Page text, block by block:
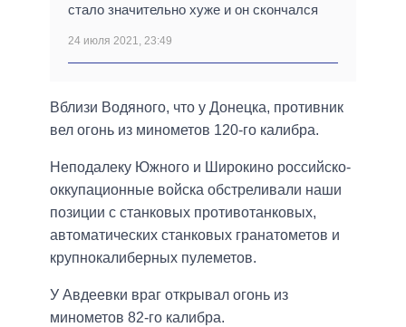
стало значительно хуже и он скончался
24 июля 2021, 23:49
Вблизи Водяного, что у Донецка, противник
вел огонь из минометов 120-го калибра.
Неподалеку Южного и Широкино российско-
оккупационные войска обстреливали наши
позиции с станковых противотанковых,
автоматических станковых гранатометов и
крупнокалиберных пулеметов.
У Авдеевки враг открывал огонь из
минометов 82-го калибра.